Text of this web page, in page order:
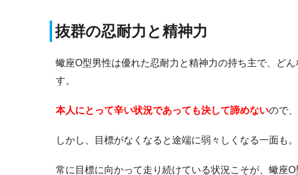
抜群の忍耐力と精神力
蠍座O型男性は優れた忍耐力と精神力の持ち主で、ど
す。
本人にとって辛い状況であっても決して諦めないので
しかし、目標がなくなると途端に弱々しくなる一面も。
常に目標に向かって走り続けている状況こそが、蠍座O